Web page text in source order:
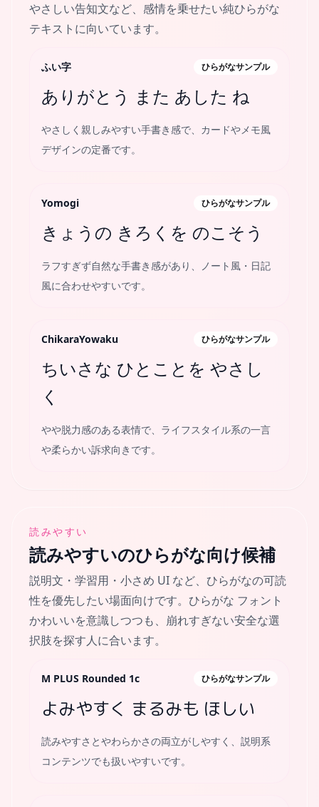
やさしい告知文など、感情を乗せたい純ひらがな
テキストに向いています。
ふい字 ひらがなサンプル
ありがとう また あした ね
やさしく親しみやすい手書き感で、カードやメモ風
デザインの定番です。
Yomogi ひらがなサンプル
きょうの きろくを のこそう
ラフすぎず自然な手書き感があり、ノート風・日記
風に合わせやすいです。
ChikaraYowaku ひらがなサンプル
ちいさな ひとことを やさし
く
やや脱力感のある表情で、ライフスタイル系の一言
や柔らかい訴求向きです。
読みやすい
読みやすいのひらがな向け候補
説明文・学習用・小さめ UI など、ひらがなの可読
性を優先したい場面向けです。ひらがな フォント
かわいいを意識しつつも、崩れすぎない安全な選
択肢を探す人に合います。
M PLUS Rounded 1c ひらがなサンプル
よみやすく まるみも ほしい
読みやすさとやわらかさの両立がしやすく、説明系
コンテンツでも扱いやすいです。